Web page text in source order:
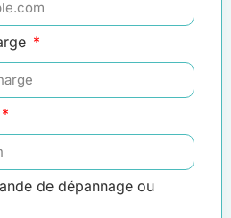
de dépannage ou